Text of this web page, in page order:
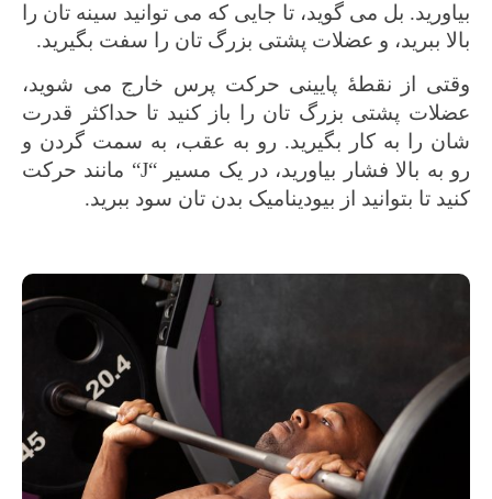
بیاورید. بل می گوید، تا جایی که می توانید سینه تان را
بالا ببرید، و عضلات پشتی بزرگ تان را سفت بگیرید.
وقتی از نقطۀ‌ پایینی حرکت پرس خارج می شوید،
عضلات پشتی بزرگ تان را باز کنید تا حداکثر قدرت
شان را به کار بگیرید. رو به عقب، به سمت گردن و
رو به بالا فشار بیاورید، در یک مسیر“
J
“ مانند حرکت
کنید تا بتوانید از بیودینامیک بدن تان سود ببرید.